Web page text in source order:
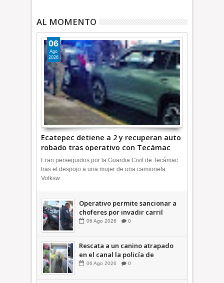
AL MOMENTO
Ecatepec detiene a 2 y recuperan auto
robado tras operativo con Tecámac
+Video | INFORMATIVA
06
Ago
2026
Eran perseguidos por la Guardia Civil de Tecámac
tras el despojo a una mujer de una camioneta
Volksw...
Operativo permite sancionar a
choferes por invadir carril
confinado: Ecatepec +Video |
06 Ago 2026 0
Rescata a un canino atrapado
en el canal la policía de
Ecatepec INFORMATIVA
06 Ago 2026 0